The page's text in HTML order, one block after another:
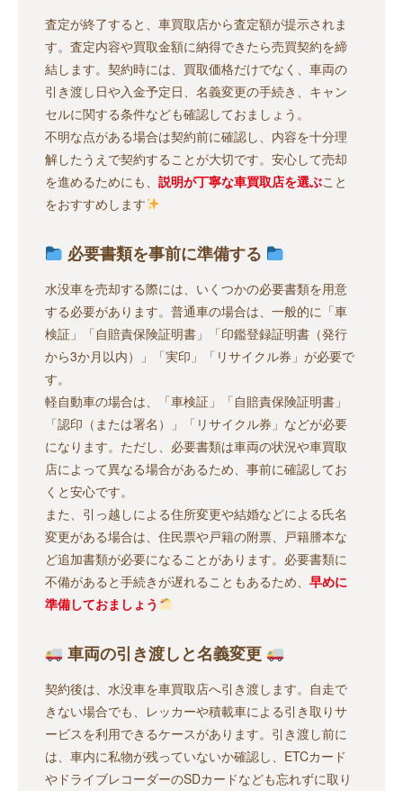
査定が終了すると、車買取店から査定額が提示されま
す。査定内容や買取金額に納得できたら売買契約を締
結します。契約時には、買取価格だけでなく、車両の
引き渡し日や入金予定日、名義変更の手続き、キャン
セルに関する条件なども確認しておましょう。
不明な点がある場合は契約前に確認し、内容を十分理
解したうえで契約することが大切です。安心して売却
を進めるためにも、 説明が丁寧な車買取店を選ぶこと
をおすすめします
必要書類を事前に準備する
水没車を売却する際には、いくつかの必要書類を用意
する必要があります。普通車の場合は、一般的に「車
検証」「自賠責保険証明書」「印鑑登録証明書（発行
から3か月以内）」「実印」「リサイクル券」が必要で
す。
軽自動車の場合は、「車検証」「自賠責保険証明書」
「認印（または署名）」「リサイクル券」などが必要
になります。ただし、必要書類は車両の状況や車買取
店によって異なる場合があるため、事前に確認してお
くと安心です。
また、引っ越しによる住所変更や結婚などによる氏名
変更がある場合は、住民票や戸籍の附票、戸籍謄本な
ど追加書類が必要になることがあります。必要書類に
不備があると手続きが遅れることもあるため、 早めに
準備しておましょう
車両の引き渡しと名義変更
契約後は、水没車を車買取店へ引き渡します。自走で
きない場合でも、レッカーや積載車による引き取りサ
ービスを利用できるケースがあります。引き渡し前に
は、車内に私物が残っていないか確認し、ETCカード
やドライブレコーダーのSDカードなども忘れずに取り